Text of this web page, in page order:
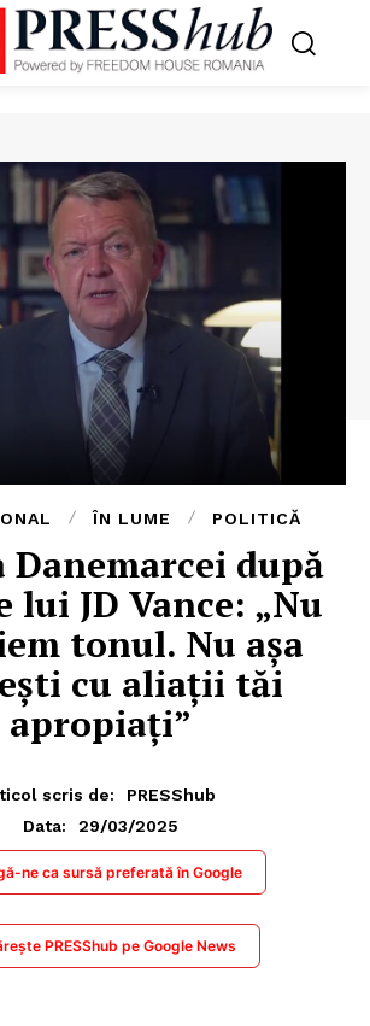
ÎN LUME POLITICĂ
Danemarcei după
JD Vance: „Nu
tonul. Nu așa
cu aliații tăi
apropiați”
scris de:
PRESShub
Data:
29/03/2025
ne ca sursă preferată în Google
PRESShub pe Google News